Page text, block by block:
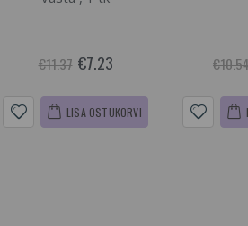
€11.37 €7.23
LISA OSTUKORVI